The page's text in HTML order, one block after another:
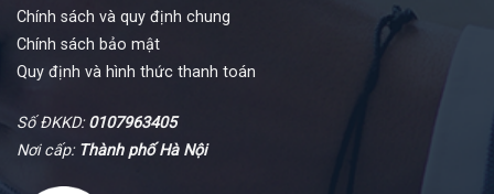
Chính sách và quy định chung
Chính sách bảo mật
Quy định và hình thức thanh toán
Số ĐKKD:0107963405
Nơi cấp: Thành phố Hà Nội